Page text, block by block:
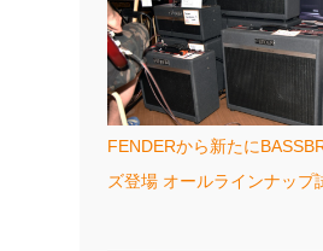
FENDERから新たに
ズ登場 オールラインナップ